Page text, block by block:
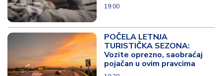
19:00
POČELA LETNJA
TURISTIČKA SEZONA:
Vozite oprezno, saobraćaj
pojačan u ovim pravcima